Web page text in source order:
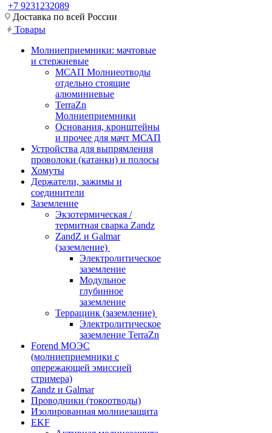
+7 9231232089
Доставка по всей России
Товары
Молниеприемники: мачтовые
и стержневые
МСАП Молниеотводы
отдельно стоящие
алюминиевые
TerraZn
Молниеприемники
Основания, кронштейны
и прочее для мачт МСАП
Устройства для выпрямления
проволоки (катанки) и полосы
Хомуты
Держатели, зажимы и
соединители
Заземление
Экзотермическая /
термитная сварка Zandz
ZandZ и Galmar
(заземление)
Электролитическое
заземление
Модульное
глубинное
заземление
Террацинк (заземление)
Электролитическое
заземление TerraZn
Forend МОЭС
(молниеприемники с
опережающей эмиссией
стримера)
Zandz и Galmar
Проводники (токоотводы)
Изолированная молниезащита
EKF